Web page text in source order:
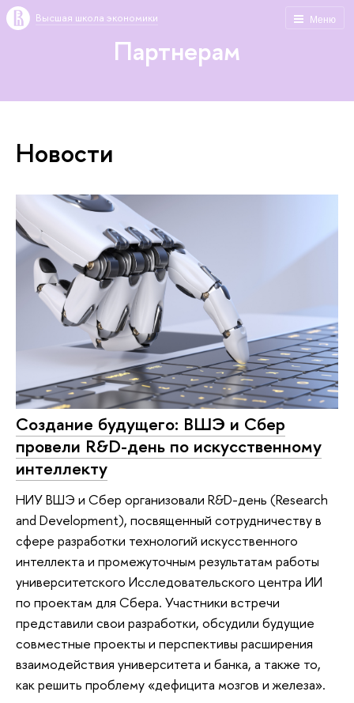
Меню
Высшая школа экономики
Партнерам
Новости
Создание будущего: ВШЭ и Сбер
провели R&D-день по искусственному
интеллекту
НИУ ВШЭ и Сбер организовали R&D-день (Research
and Development), посвященный сотрудничеству в
сфере разработки технологий искусственного
интеллекта и промежуточным результатам работы
университетского Исследовательского центра ИИ
по проектам для Сбера. Участники встречи
представили свои разработки, обсудили будущие
совместные проекты и перспективы расширения
взаимодействия университета и банка, а также то,
как решить проблему «дефицита мозгов и железа».